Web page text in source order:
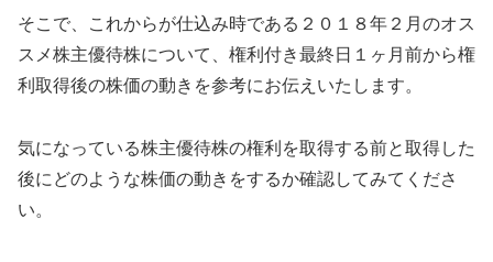
そこで、これからが仕込み時である２０１８年２月のオス
スメ株主優待株について、権利付き最終日１ヶ月前から権
利取得後の株価の動きを参考にお伝えいたします。
気になっている株主優待株の権利を取得する前と取得した
後にどのような株価の動きをするか確認してみてくださ
い。